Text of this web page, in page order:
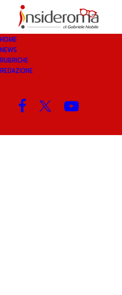
HOME
NEWS
RUBRICHE
REDAZIONE
BEBE
MENU